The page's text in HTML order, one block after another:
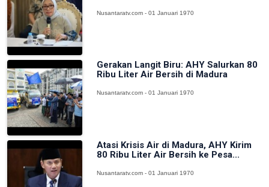
Nusantaratv.com - 01 Januari 1970
Gerakan Langit Biru: AHY Salurkan 80
Ribu Liter Air Bersih di Madura
Nusantaratv.com - 01 Januari 1970
Atasi Krisis Air di Madura, AHY Kirim
80 Ribu Liter Air Bersih ke Pesa...
Nusantaratv.com - 01 Januari 1970